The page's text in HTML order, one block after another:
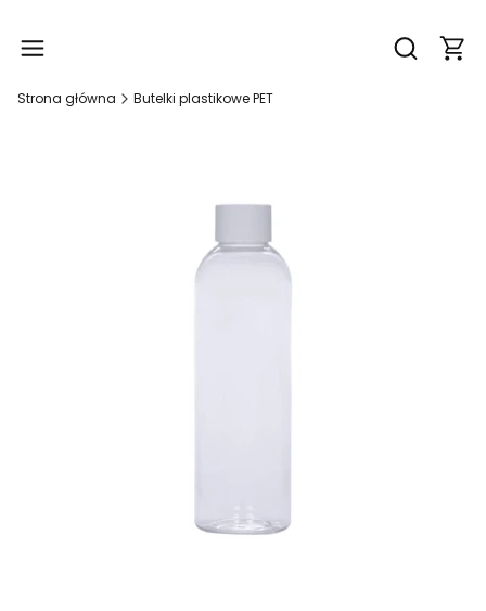
Otwórz
Strona główna Butelki plastikowe PET